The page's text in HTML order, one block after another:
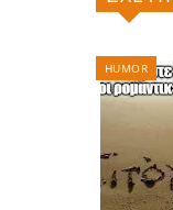
HUMOR